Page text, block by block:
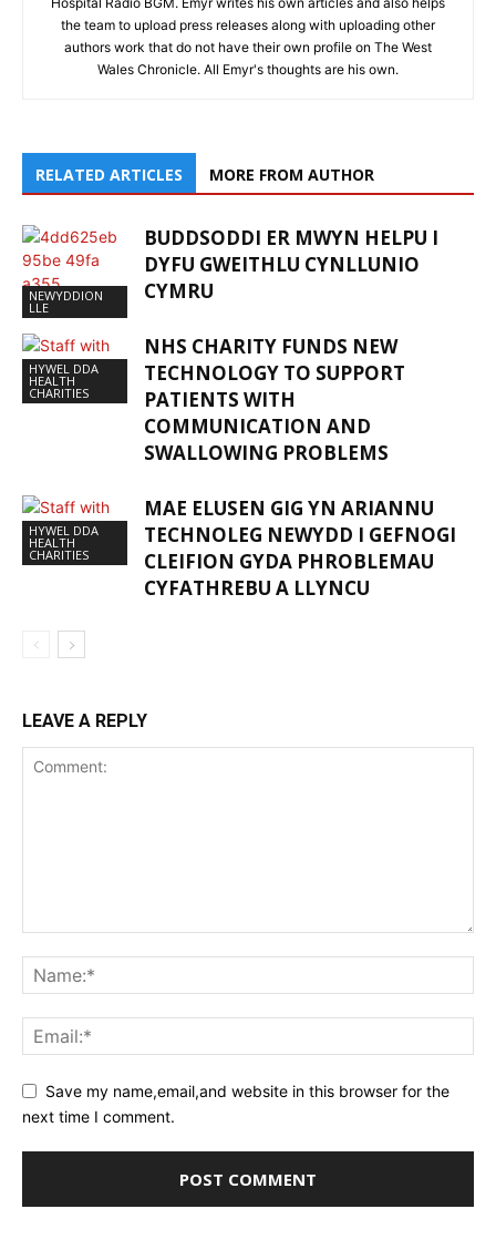
the team to upload press releases along with uploading other
authors work that do not have their own profile on The West
Wales Chronicle. All Emyr's thoughts are his own.
RELATED ARTICLES MORE FROM AUTHOR
NEWYDDION
LLE
BUDDSODDI ER MWYN HELPU I
DYFU GWEITHLU CYNLLUNIO
CYMRU
HYWEL DDA
HEALTH
CHARITIES
NHS CHARITY FUNDS NEW
TECHNOLOGY TO SUPPORT
PATIENTS WITH
COMMUNICATION AND
SWALLOWING PROBLEMS
HYWEL DDA
HEALTH
CHARITIES
MAE ELUSEN GIG YN ARIANNU
TECHNOLEG NEWYDD I GEFNOGI
CLEIFION GYDA PHROBLEMAU
CYFATHREBU A LLYNCU
LEAVE A REPLY
Save my name,email,and website in this browser for the
next time I comment.